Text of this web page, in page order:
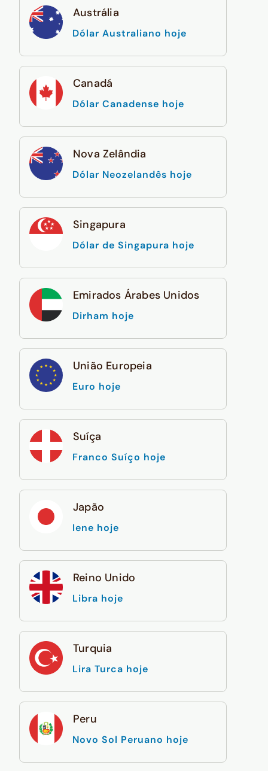
Austrália
Dólar Australiano hoje
Canadá
Dólar Canadense hoje
Nova Zelândia
Dólar Neozelandês hoje
Singapura
Dólar de Singapura hoje
Emirados Árabes Unidos
Dirham hoje
União Europeia
Euro hoje
Suíça
Franco Suíço hoje
Japão
Iene hoje
Reino Unido
Libra hoje
Turquia
Lira Turca hoje
Peru
Novo Sol Peruano hoje